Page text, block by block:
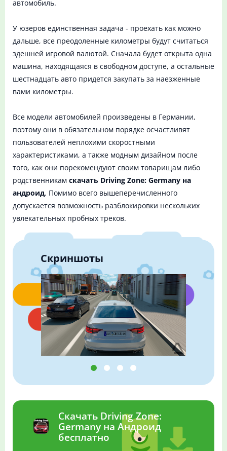
автомобиль.
У юзеров единственная задача - проехать как можно
дальше, все преодоленные километры будут считаться
здешней игровой валютой. Сначала будет открыта одна
машина, находящаяся в свободном доступе, а остальные
шестнадцать авто придется закупать за наезженные
вами километры.
Все модели автомобилей произведены в Германии,
поэтому они в обязательном порядке осчастливят
пользователей неплохими скоростными
характеристиками, а также модным дизайном после
того, как они порекомендуют своим товарищам либо
родственникам скачать Driving Zone: Germany на
андроид. Помимо всего вышеперечисленного
допускается возможность разблокировки нескольких
увлекательных пробных треков.
Скриншоты
Скачать Driving Zone:
Germany на Андроид
бесплатно